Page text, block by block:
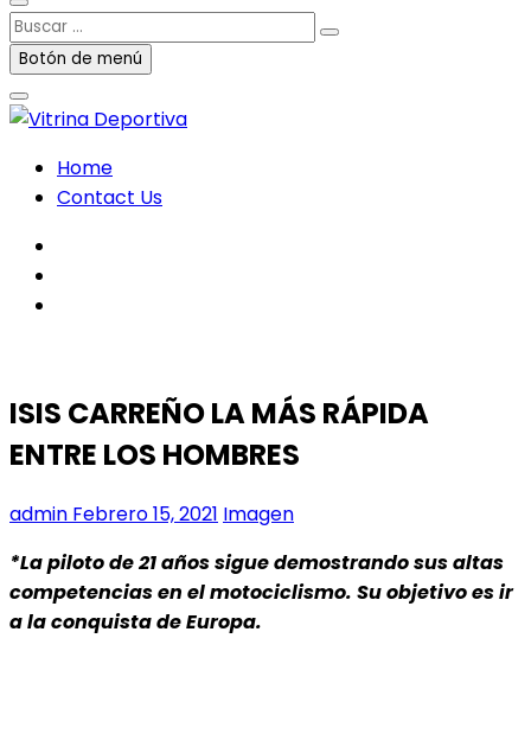
Buscar
…Botón de menú
Home
Contact Us
ISIS CARREÑO LA MÁS RÁPIDA
ENTRE LOS HOMBRES
admin Febrero 15, 2021 Imagen
*La piloto de 21 años sigue demostrando sus altas
competencias en el motociclismo. Su objetivo es ir
a la conquista de Europa.